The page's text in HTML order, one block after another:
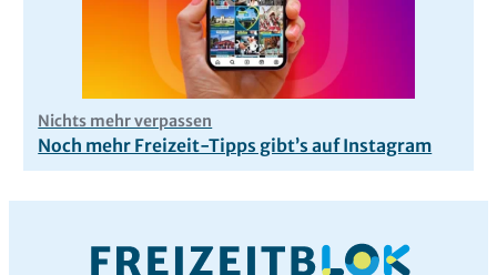
Nichts mehr verpassen
Noch mehr Freizeit-Tipps gibt’s auf Instagram